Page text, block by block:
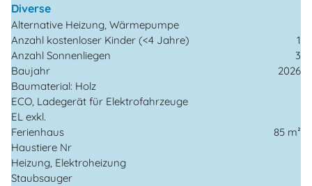
Diverse
Alternative Heizung, Wärmepumpe
Anzahl kostenloser Kinder (<4 Jahre)
1
Anzahl Sonnenliegen
3
Baujahr
2026
Baumaterial: Holz
ECO, Ladegerät für Elektrofahrzeuge
EL exkl.
Ferienhaus
85 m²
Haustiere Nr
Heizung, Elektroheizung
Staubsauger